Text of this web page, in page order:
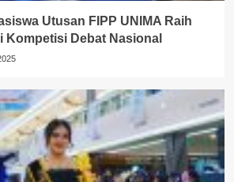
Utusan FIPP UNIMA Raih
Kompetisi Debat Nasional